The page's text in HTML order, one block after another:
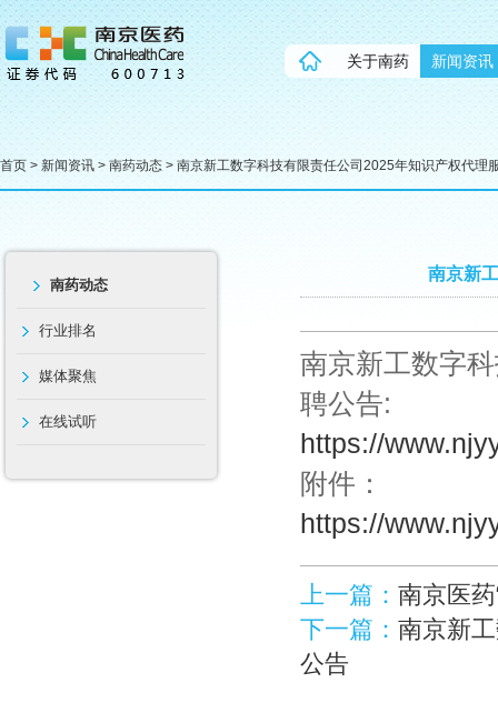
关于南药 新闻资讯
首页 > 新闻资讯 > 南药动态 > 南京新工数字科技有限责任公司2025年知识产权代理
南药动态
行业排名
媒体聚焦
在线试听
南京新
南京新工数字
聘公告:
https://
附件：
https://
上一篇： 南京医
下一篇： 南京新
公告